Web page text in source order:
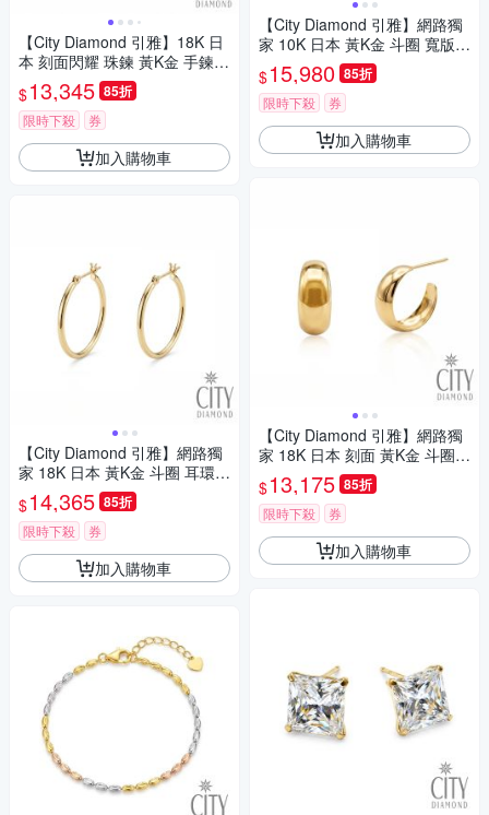
【City Diamond 引雅】18K 日
本 刻面閃耀 珠鍊 黃K金 手鍊
(東京Yuki表參道系列)
$13,345 85折
限時下殺 券
加入購物車
【City Diamond 引雅】網路獨
家 18K 日本 黃K金 斗圈 耳環
(東京Yuki系列)
$14,365 85折
限時下殺 券
加入購物車
【City Diamond 引雅】網路獨
家 10K 日本 黃K金 斗圈 寬版
圓弧 耳環 (東京Yuki系列)
$15,980 85折
限時下殺 券
加入購物車
【City Diamond 引雅】網路獨
家 18K 日本 刻面 黃K金 斗圈
寬版 耳環 (東京Yuki系列)
$13,175 85折
限時下殺 券
加入購物車